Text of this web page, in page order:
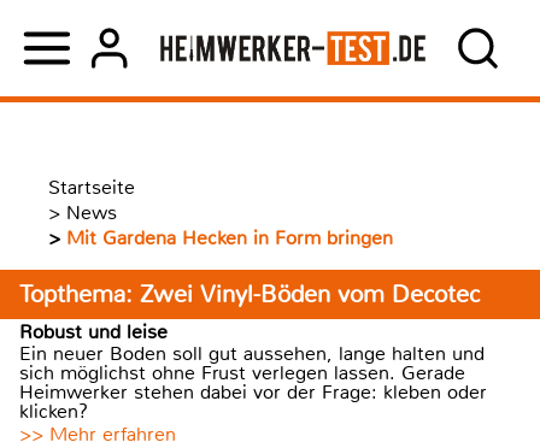
Startseite
> News
> Mit Gardena Hecken in Form bringen
Topthema: Zwei Vinyl-Böden vom Decotec
Robust und leise
Ein neuer Boden soll gut aussehen, lange halten und
sich möglichst ohne Frust verlegen lassen. Gerade
Heimwerker stehen dabei vor der Frage: kleben oder
klicken?
>> Mehr erfahren